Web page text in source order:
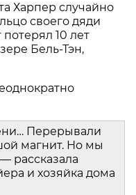
Харпер случайно
своего дяди
10 лет
Бель-Тэн,
Перерывали
магнит. Но мы
рассказала
и хозяйка дома